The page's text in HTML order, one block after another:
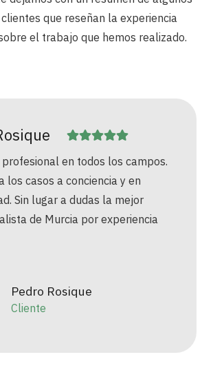
que reseñan la experiencia
el trabajo que hemos realizado.
en todos los campos.
los casos a conciencia y en
Sin lugar a dudas la mejor
de Murcia por experiencia
Pedro Rosique
Cliente